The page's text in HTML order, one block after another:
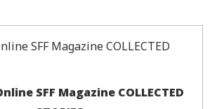
SFF Magazine COLLECTED